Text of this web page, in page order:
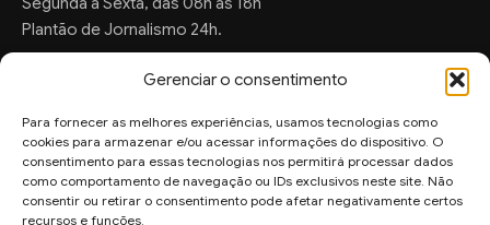
Gerenciar o consentimento
Para fornecer as melhores experiências, usamos tecnologias como
cookies para armazenar e/ou acessar informações do dispositivo. O
consentimento para essas tecnologias nos permitirá processar dados
como comportamento de navegação ou IDs exclusivos neste site. Não
consentir ou retirar o consentimento pode afetar negativamente certos
recursos e funções.
Plantão de Jornalismo 24h.
FALE CONOSCO
Sugestões de Pauta:
ronaldo.valentim150@gmail.com